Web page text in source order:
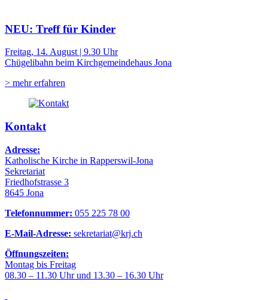
NEU: Treff für Kinder
Freitag, 14. August | 9.30 Uhr
Chügelibahn beim Kirchgemeindehaus Jona
> mehr erfahren
Kontakt
Adresse:
Katholische Kirche in Rapperswil-Jona
Sekretariat
Friedhofstrasse 3
8645 Jona
Telefonnummer: 055 225 78 00
E-Mail-Adresse: sekretariat@krj.ch
Öffnungszeiten:
Montag bis Freitag
08.30 – 11.30 Uhr und 13.30 – 16.30 Uhr